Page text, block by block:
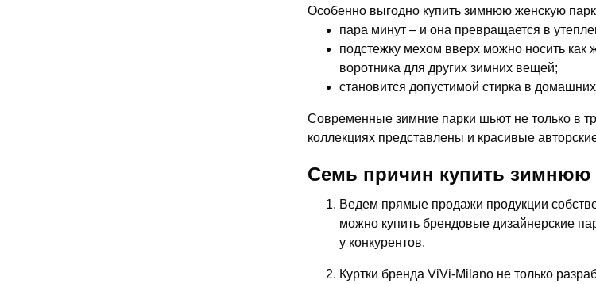
Особенно выгодно купить зимнюю женскую
пара минут – и она превращается в
подстежку мехом вверх можно носить как
воротника для других зимних вещей;
становится допустимой стирка в
Современные зимние парки шьют не только в
коллекциях представлены и красивые
Семь причин купить зимнюю
Ведем прямые продажи продукции
можно купить брендовые дизайнерские
у конкурентов.
Куртки бренда ViVi-Milano не только